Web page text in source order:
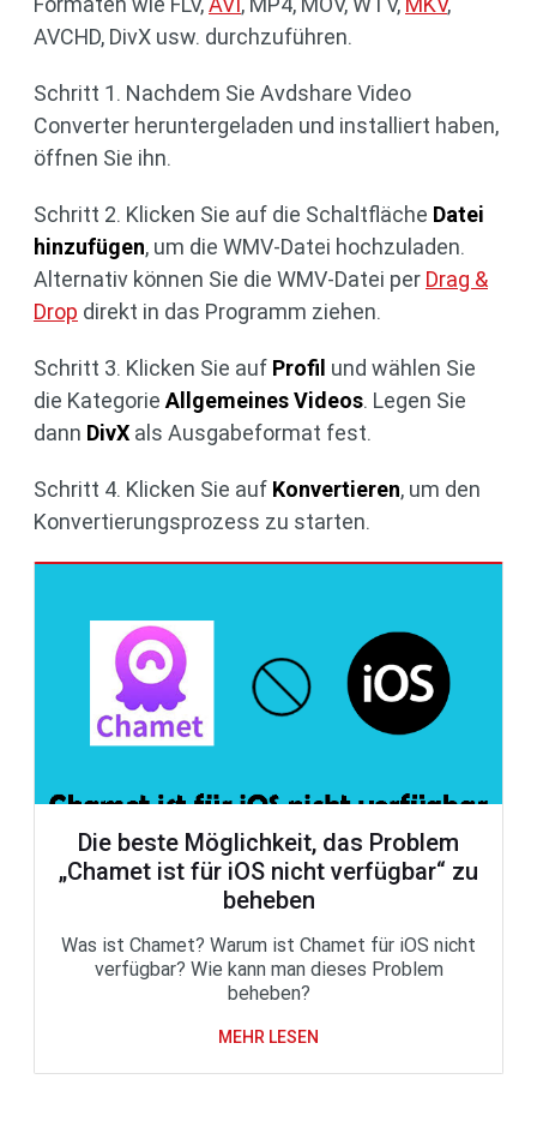
AVCHD, DivX usw. durchzuführen.
Schritt 1. Nachdem Sie Avdshare Video
Converter heruntergeladen und installiert haben,
öffnen Sie ihn.
Schritt 2. Klicken Sie auf die Schaltfläche Datei
hinzufügen, um die WMV-Datei hochzuladen.
Alternativ können Sie die WMV-Datei per Drag &
Drop direkt in das Programm ziehen.
Schritt 3. Klicken Sie auf Profil und wählen Sie
die Kategorie Allgemeines Videos. Legen Sie
dann DivX als Ausgabeformat fest.
Schritt 4. Klicken Sie auf Konvertieren, um den
Konvertierungsprozess zu starten.
Die beste Möglichkeit, das Problem
„Chamet ist für iOS nicht verfügbar“ zu
beheben
Was ist Chamet? Warum ist Chamet für iOS nicht
verfügbar? Wie kann man dieses Problem
beheben?
MEHR LESEN